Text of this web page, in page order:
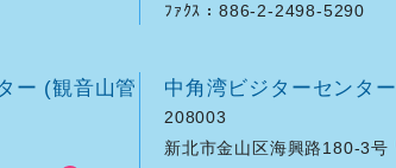
ﾌｧｸｽ：886-2-2498-5290
ー (観音山管
中角湾ビジターセンター
208003
新北市金山区海興路180-3号